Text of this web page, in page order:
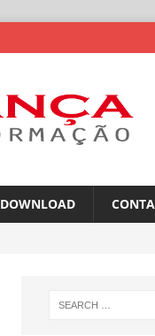
DOWNLOAD